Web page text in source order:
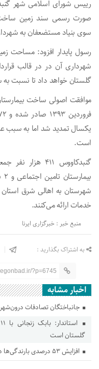
رییس شورای اسلامی شهر
سوی بنیاد مستضعفان به
گلستان خواهد داد تا نسبت به
یکسال تمدید شد اما به سبب
است.
گنبدکاووس ۴۱۱
شهرستان به اهالی شرق
خدمات ارائه می‌کنند.
منبع خبر : خبرگزاری ایرنا
به اشتراک بگذارید :
?p=6745
اخبار مشابه
جانباختگان تصادفات درون‌شهری گلستان ۱۷
گلستان است
افزایش ۵۳ درصدی بارندگی‌ها در گلستان